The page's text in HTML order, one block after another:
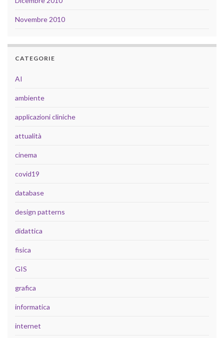
Novembre 2010
CATEGORIE
AI
ambiente
applicazioni cliniche
attualità
cinema
covid19
database
design patterns
didattica
fisica
GIS
grafica
informatica
internet